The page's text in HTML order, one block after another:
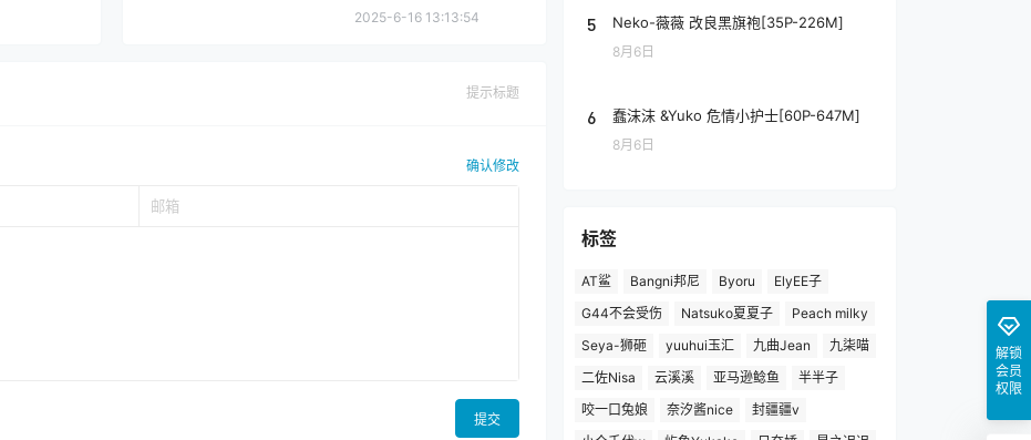
2025-6-16 13:13:54
提示标题
确认修改
提交
5 Neko-薇薇 改良黑旗袍[35P-226M]
8月6日
6 蠢沫沫 &Yuko 危情小护士[60P-647M]
8月6日
标签
AT鲨 Bangni邦尼 Byoru
ElyEE子
G44不会受伤
Natsuko夏夏子
Peach milky
Seya-狮砸
yuuhui玉汇 九曲Jean
九柒喵
二佐Nisa
云溪溪 亚马逊鲶鱼
半半子
咬一口兔娘
奈汐酱nice
封疆疆v
解锁
会员
权限